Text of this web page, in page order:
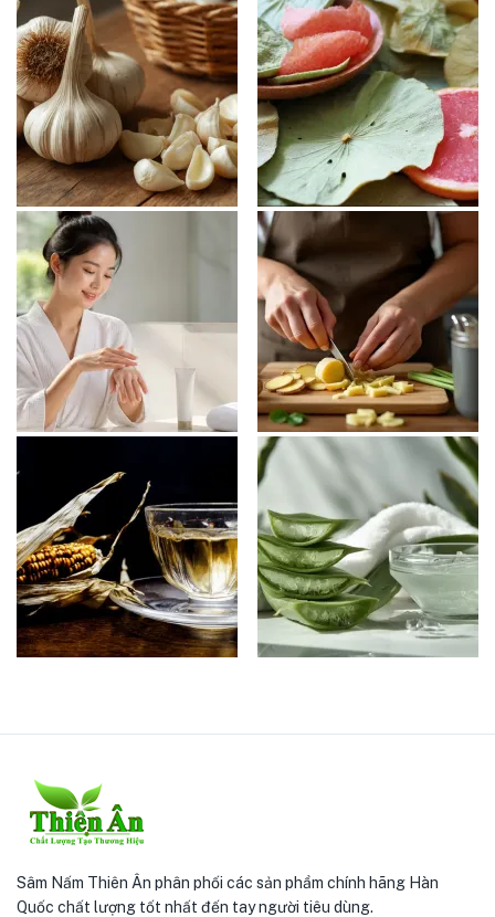
Sâm Nấm Thiên Ân phân phối các sản phẩm chính hãng Hàn
Quốc chất lượng tốt nhất đến tay người tiêu dùng.